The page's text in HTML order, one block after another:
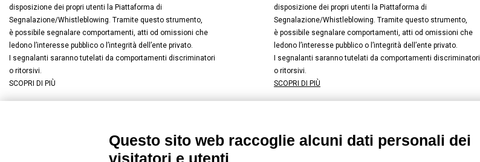
disposizione dei propri utenti la Piattaforma di
Segnalazione/Whistleblowing. Tramite questo strumento,
è possibile segnalare comportamenti, atti od omissioni che
ledono l’interesse pubblico o l’integrità dell’ente privato.
I segnalanti saranno tutelati da comportamenti discriminatori
o ritorsivi.
SCOPRI DI PIÙ
disposizione dei propri utenti la Piattaforma di
Segnalazione/Whistleblowing. Tramite questo strumento,
è possibile segnalare comportamenti, atti od omissioni che
ledono l’interesse pubblico o l’integrità dell’ente privato.
I segnalanti saranno tutelati da comportamenti discriminatori
o ritorsivi.
SCOPRI DI PIÙ
FACEBOOK LINKEDIN / YOUTUBE INSTAGRAM
Questo sito web raccoglie alcuni dati personali dei
visitatori e utenti